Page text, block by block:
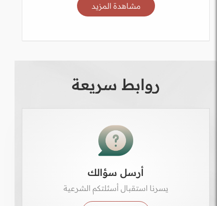
مشاهدة المزيد
روابط سريعة
أرسل سؤالك
يسرنا استقبال أسئلتكم الشرعية